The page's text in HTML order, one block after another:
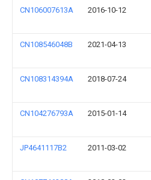
CN106007613A 2016-10-12
CN108546048B 2021-04-13
CN108314394A 2018-07-24
CN104276793A 2015-01-14
JP4641117B2 2011-03-02